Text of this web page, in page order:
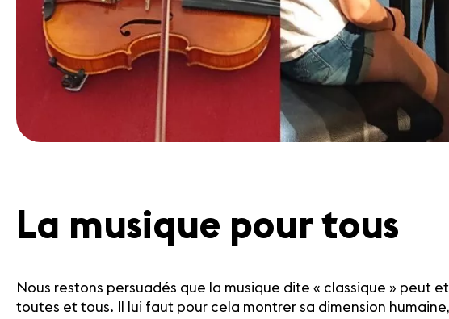
La musique pour tous
Nous restons persuadés que la musique dite « classique » peut
toutes et tous. Il lui faut pour cela montrer sa dimension